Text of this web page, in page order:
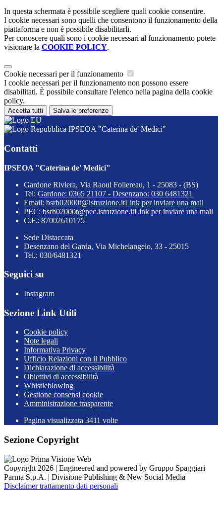
In questa schermata è possibile scegliere quali cookie consentire.
I cookie necessari sono quelli che consentono il funzionamento della
piattaforma e non è possibile disabilitarli.
Per conoscere quali sono i cookie necessari al funzionamento potete
visionare la COOKIE POLICY.
Cookie necessari per il funzionamento
I cookie necessari per il funzionamento non possono essere
disabilitati. È possibile consultare l'elenco nella pagina della cookie
policy.
Accetta tutti Salva le preferenze
IPSEOA "Caterina de' Medici"
Contatti
IPSEOA "Caterina de' Medici"
Gardone Riviera, Via Raoul Follereau, 1 - 25083 - (BS)
Tel: Gardone: 0365 21107 - Desenzano: 030 6481321
Email: bsrh02000t@istruzione.itLink per inviare una mail
PEC: bsrh02000t@pec.istruzione.itLink per inviare una mail
C.F.: 87002610175
Sede Distaccata
Desenzano del Garda, Via Michelangelo, 33 - 25015
Tel.: 030/6481321
Seguici su
Instagram
Sezione Link Utili
Cookie policy
Note legali
Informativa Privacy
Ufficio Relazioni con il Pubblico
Dichiarazione di accessibilità
Obiettivi di accessibilità
Whistleblowing
Gestione consensi cookie
Amministrazione trasparente
Pagina visualizzata 3411 volte
Sezione Copyright
Copyright 2026 | Engineered and powered by Gruppo Spaggiari
Parma S.p.A. | Divisione Publishing & New Social Media
Disclaimer trattamento dati personali